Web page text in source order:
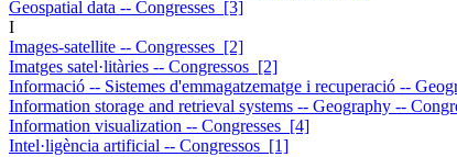
Geospatial data -- Congresses [3]
I
Images-satellite -- Congresses [2]
Imatges satel·litàries -- Congressos [2]
Informació -- Sistemes d'emmagatzematge i recuperació --
Information storage and retrieval systems -- Geography --
Information visualization -- Congresses [4]
Intel·ligència artificial -- Congressos [1]